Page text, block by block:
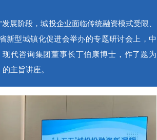
展阶段，城投企业面临传统融资模式受限、
新型城镇化促进会举办的专题研讨会上，中
代咨询集团董事长丁伯康博士，作了题为
主旨讲座。